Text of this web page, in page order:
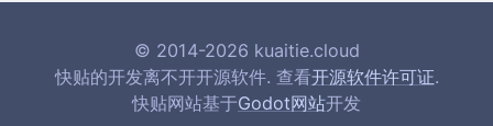
© 2014-2026 kuaitie.cloud
快贴的开发离不开开源软件. 查看开源软件许可证.
快贴网站基于Godot网站开发